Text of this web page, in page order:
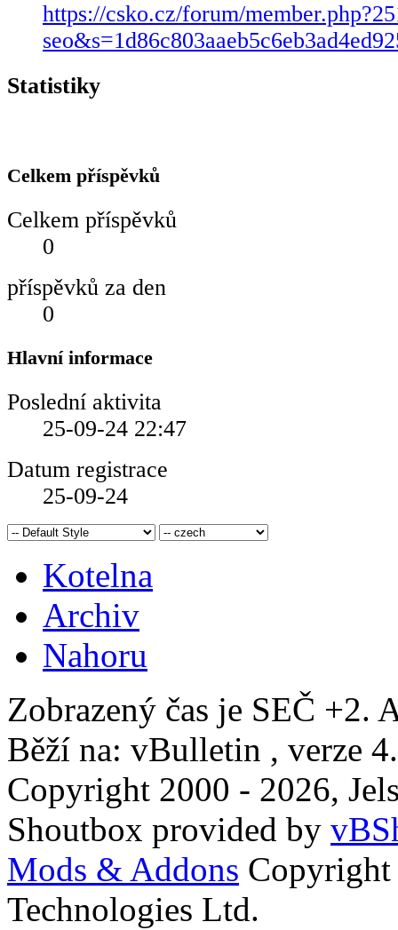
https://csko.cz/forum/
Statistiky
Celkem příspěvků
Celkem příspěvků
0
příspěvků za den
0
Hlavní informace
Poslední aktivita
25-09-24 22:47
Datum registrace
25-09-24
Kotelna
Archiv
Nahoru
Zobrazený čas je SEČ +2.
Běží na: vBulletin , verze
Copyright 2000 - 2026,
Shoutbox provided by
Mods & Addons
Technologies Ltd.